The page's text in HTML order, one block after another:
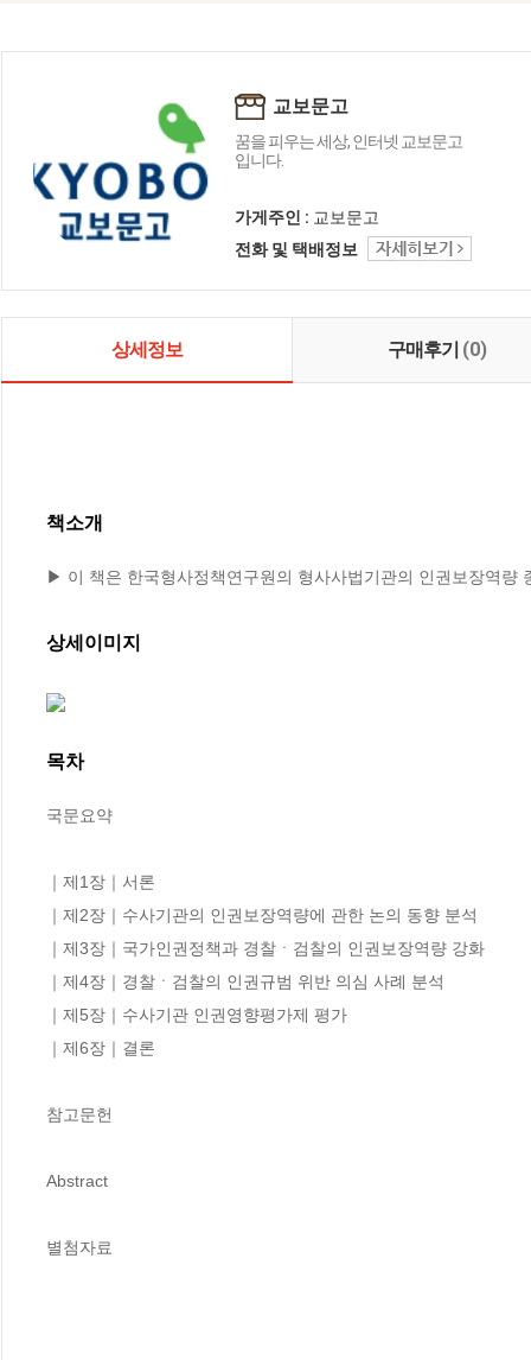
교보문고
꿈을 피우는 세상, 인터넷 교보문고
입니다.
가게주인 : 교보문고
전화 및 택배정보
상세정보 구매후기 (0)
책소개
▶ 이 책은 한국형사정책연구원의 형사사법기관의 인권보장역량
상세이미지
목차
국문요약
｜제1장｜서론
｜제2장｜수사기관의 인권보장역량에 관한 논의 동향 분석
｜제3장｜국가인권정책과 경찰ㆍ검찰의 인권보장역량 강화
｜제4장｜경찰ㆍ검찰의 인권규범 위반 의심 사례 분석
｜제5장｜수사기관 인권영향평가제 평가
｜제6장｜결론
참고문헌
Abstract
별첨자료